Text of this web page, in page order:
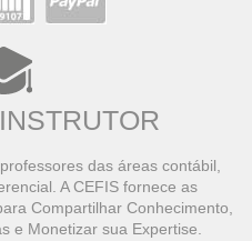
das áreas contábil,
A CEFIS fornece as
Compartilhar Conhecimento,
e Monetizar sua Expertise.